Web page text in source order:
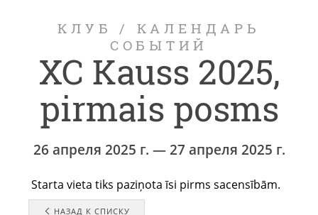
КЛУБ / КАЛЕНДАРЬ
СОБЫТИЙ
XC Kauss 2025,
pirmais posms
26 апреля 2025 г. — 27 апреля 2025 г.
Starta vieta tiks paziņota īsi pirms sacensībām.
НАЗАД К СПИСКУ